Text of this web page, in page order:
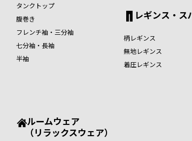
タンクトップ
腹巻き
フレンチ袖・三分袖
七分袖・長袖
半袖
レギンス・ス
柄レギンス
無地レギンス
着圧レギンス
ルームウェア
（リラックスウェア）